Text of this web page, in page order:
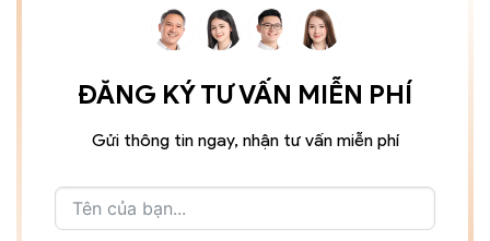
ĐĂNG KÝ TƯ VẤN MIỄN PHÍ
Gửi thông tin ngay, nhận tư vấn miễn phí